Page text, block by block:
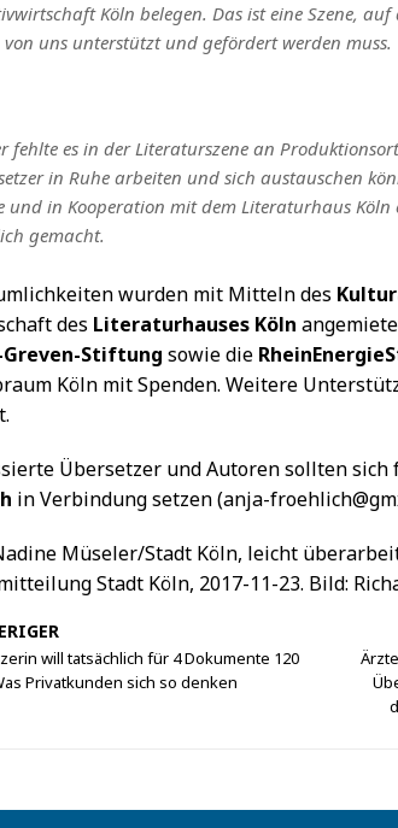
Köln belegen. Das ist eine Szene,
uns unterstützt und gefördert werden muss.
fehlte es in der Literaturszene an
in Ruhe arbeiten und sich austauschen
und in Kooperation mit dem Literaturhaus
gemacht.
wurden mit Mitteln des
des Literaturhauses Köln
Greven-Stiftung sowie die
Köln mit Spenden. Weitere
Übersetzer und Autoren sollten
in Verbindung setzen (anja-
Müseler/Stadt Köln, leicht
Stadt Köln, 2017-11-23. Bild:
will tatsächlich für 4 Dokumente 120
Privatkunden sich so denken